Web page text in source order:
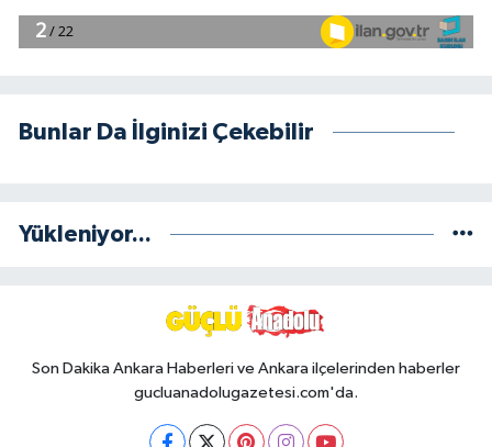
Bunlar Da İlginizi Çekebilir
Yükleniyor...
Son Dakika Ankara Haberleri ve Ankara ilçelerinden haberler
gucluanadolugazetesi.com'da.